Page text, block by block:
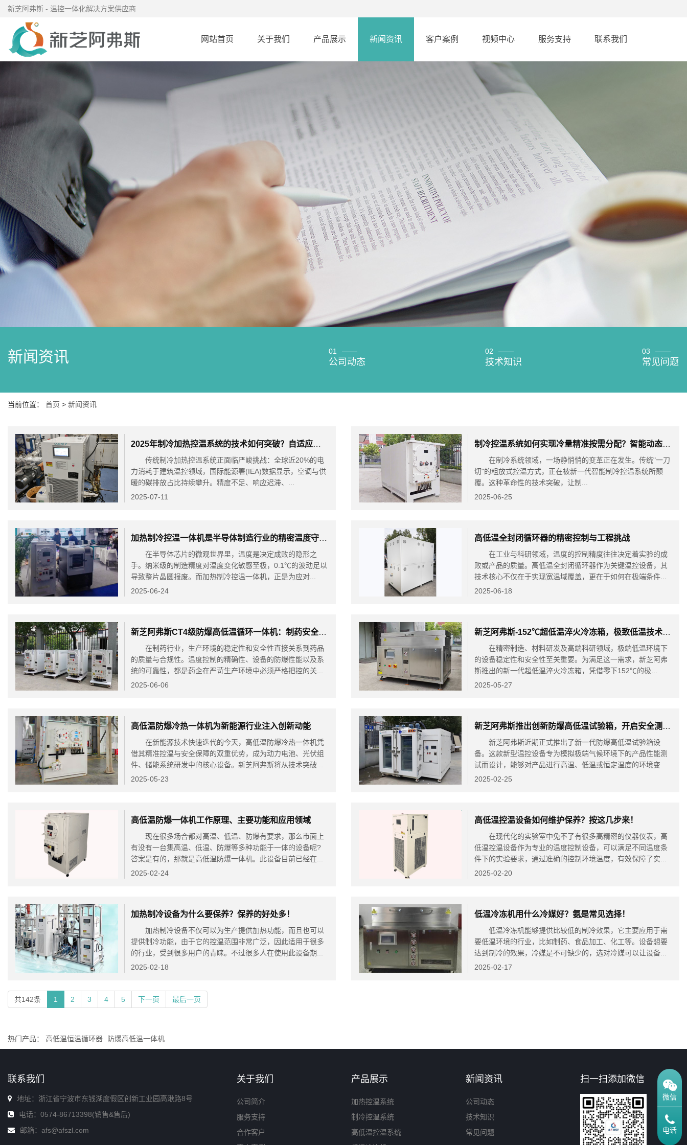
新芝阿弗斯 - 温控一体化解决方案供应商
网站首页 关于我们 产品展示 新闻资讯 客户案例 视频中心 服务支持 联系我们
新闻资讯 01
公司动态
02
技术知识
03
常见问题
当前位置： 首页 > 新闻资讯
2025年制冷加热控温系统的技术如何突破？自适应相变材料与AI算法的融合
传统制冷加热控温系统正面临严峻挑战：全球近20%的电
力消耗于建筑温控领域，国际能源署(IEA)数据显示，空调与供
暖的碳排放占比持续攀升。精度不足、响应迟滞、...
2025-07-11
制冷控温系统如何实现冷量精准按需分配？智能动态调谐技术给出答案！
在制冷系统领域，一场静悄悄的变革正在发生。传统"一刀
切"的粗放式控温方式，正在被新一代智能制冷控温系统所颠
覆。这种革命性的技术突破，让制...
2025-06-25
加热制冷控温一体机是半导体制造行业的精密温度守护者
在半导体芯片的微观世界里，温度是决定成败的隐形之
手。纳米级的制造精度对温度变化敏感至极，0.1℃的波动足以
导致整片晶圆报废。而加热制冷控温一体机，正是为应对...
2025-06-24
高低温全封闭循环器的精密控制与工程挑战
在工业与科研领域，温度的控制精度往往决定着实验的成
败或产品的质量。高低温全封闭循环器作为关键温控设备，其
技术核心不仅在于实现宽温域覆盖，更在于如何在极端条件...
2025-06-18
新芝阿弗斯CT4级防爆高低温循环一体机：制药安全生产的精准守护者
在制药行业，生产环境的稳定性和安全性直接关系到药品
的质量与合规性。温度控制的精确性、设备的防爆性能以及系
统的可靠性，都是药企在严苛生产环境中必须严格把控的关...
2025-06-06
新芝阿弗斯-152℃超低温淬火冷冻箱，极致低温技术开启工业冷冻新时代
在精密制造、材料研发及高端科研领域，极端低温环境下
的设备稳定性和安全性至关重要。为满足这一需求，新芝阿弗
斯推出的新一代超低温淬火冷冻箱，凭借零下152℃的极...
2025-05-27
高低温防爆冷热一体机为新能源行业注入创新动能
在新能源技术快速迭代的今天，高低温防爆冷热一体机凭
借其精准控温与安全保障的双重优势，成为动力电池、光伏组
件、储能系统研发中的核心设备。新芝阿弗斯将从技术突破...
2025-05-23
新芝阿弗斯推出创新防爆高低温试验箱，开启安全测试新篇章
新芝阿弗斯近期正式推出了新一代防爆高低温试验箱设
备。这款新型温控设备专为模拟极端气候环境下的产品性能测
试而设计，能够对产品进行高温、低温或恒定温度的环境变
化...
2025-02-25
高低温防爆一体机工作原理、主要功能和应用领域
现在很多场合都对高温、低温、防爆有要求，那么市面上
有没有一台集高温、低温、防爆等多种功能于一体的设备呢?
答案是有的，那就是高低温防爆一体机。此设备目前已经在...
2025-02-24
高低温控温设备如何维护保养？按这几步来！
在现代化的实验室中免不了有很多高精密的仪器仪表，高
低温控温设备作为专业的温度控制设备，可以满足不同温度条
件下的实验要求，通过准确的控制环境温度，有效保障了实...
2025-02-20
加热制冷设备为什么要保养？保养的好处多！
加热制冷设备不仅可以为生产提供加热功能，而且也可以
提供制冷功能，由于它的控温范围非常广泛，因此适用于很多
的行业，受到很多用户的青睐。不过很多人在使用此设备期...
2025-02-18
低温冷冻机用什么冷媒好？氨是常见选择！
低温冷冻机能够提供比较低的制冷效果，它主要应用于需
要低温环境的行业，比如制药、食品加工、化工等。设备想要
达到制冷的效果，冷媒是不可缺少的，选对冷媒可以让设备...
2025-02-17
共142条 1 2 3 4 5 下一页 最后一页
热门产品： 高低温恒温循环器 防爆高低温一体机
联系我们
地址：浙江省宁波市东钱湖度假区创新工业园高湫路8号
电话：0574-86713398(销售&售后)
邮箱：afs@afszl.com
关于我们
公司简介
服务支持
合作客户
产品展示
加热控温系统
制冷控温系统
高低温控温系统
新闻资讯
公司动态
技术知识
常见问题
扫一扫添加微信
微信
电话